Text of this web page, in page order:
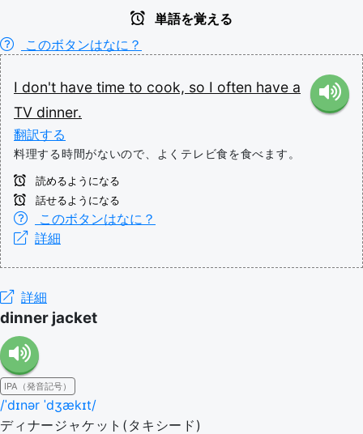
単語を覚える
このボタンはなに？
I don't have time to cook, so I often have a
TV dinner.
翻訳する
料理する時間がないので、よくテレビ食を食べます。
読めるようになる
話せるようになる
このボタンはなに？
詳細
詳細
dinner jacket
IPA（発音記号）
/ˈdɪnər ˈdʒækɪt/
ディナージャケット(タキシード)